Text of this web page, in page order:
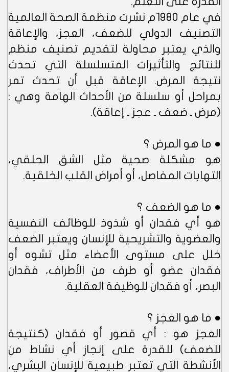
في عام 1980م نشرت منظمة الصحة العالمية
التصنيف الدولي للضعف، العجز، والإعاقة
والذي يعتبر محاولة لتقديم تصنيف منظم
للنتائج والتأثيرات المتسلسلة التي تحدث
نتيجة المرض. الإعاقة قبل أن تحدث تمر
بمراحل أو سلسلة من الأحداث الهامة وهي :
(مرض ـ ضعف ـ عجز ـ إعاقة).
● ما هو المرض ؟
هو مشكلة صحية مثل الشق الحلقي،
التهابات المفاصل، أو أمراض القلب الخلقية.
● ما هو الضعف ؟
هو أي فقدان أو شذوذ للوظائف النفسية
والعضوية والتشريحية للإنسان ويعتبر الضعف
خلل على مستوى الأعضاء مثل تشوه أو
فقدان عضو أو طرف من الأطراف، فقدان
البصر، أو فقدان للوظيفة العقلية.
● ما هو العجز ؟
العجز هو : أي قصور أو فقدان (كنتيجة
للضعف) للقدرة على إنجاز أي نشاط من
الأنشطة التي تعتبر طبيعية للإنسان البشري،